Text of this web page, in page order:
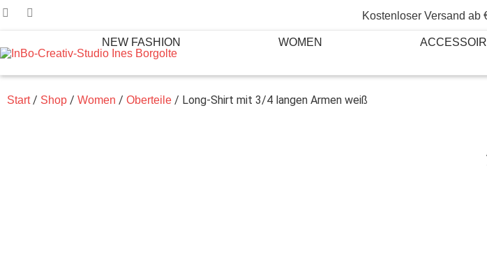
Kostenloser Versand ab
NEW FASHION WOMEN
Start/ Shop / Women / Oberteile / Long-Shirt mit 3/4 langen Armen weiß